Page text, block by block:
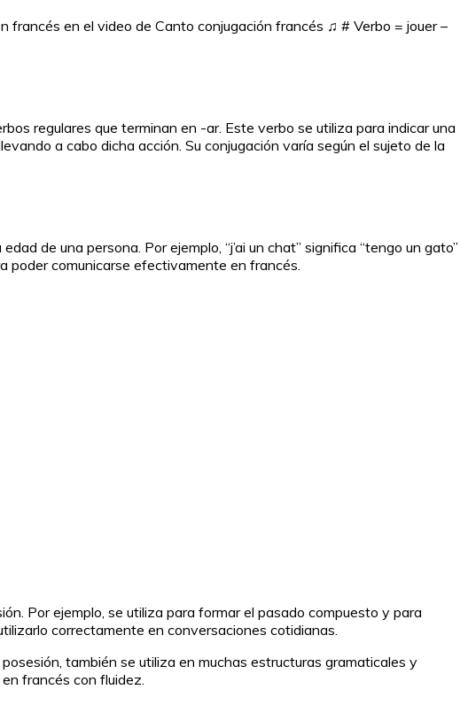
francés en el video de Canto conjugación francés ♫ # Verbo = jouer –
regulares que terminan en -ar. Este verbo se utiliza para indicar una
a cabo dicha acción. Su conjugación varía según el sujeto de la
de una persona. Por ejemplo, “j’ai un chat” significa “tengo un gato”
poder comunicarse efectivamente en francés.
Por ejemplo, se utiliza para formar el pasado compuesto y para
correctamente en conversaciones cotidianas.
también se utiliza en muchas estructuras gramaticales y
francés con fluidez.